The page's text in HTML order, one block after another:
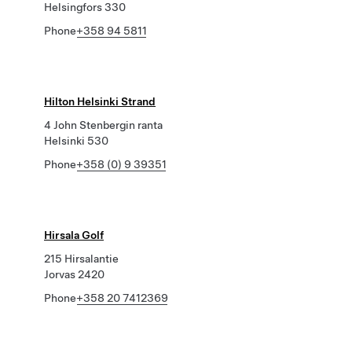
Helsingfors 330
Phone+358 94 5811
Hilton Helsinki Strand
4 John Stenbergin ranta
Helsinki 530
Phone+358 (0) 9 39351
Hirsala Golf
215 Hirsalantie
Jorvas 2420
Phone+358 20 7412369